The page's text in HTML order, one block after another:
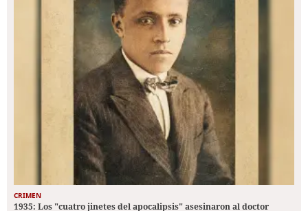
CRIMEN
1935: Los "cuatro jinetes del apocalipsis" asesinaron al doctor